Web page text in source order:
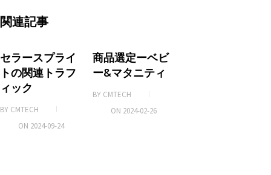
o
k
er
関連記事
セラースプライ
トの関連トラフ
ィック
BY CMTECH
ON 2024-09-24
商品選定ーベビ
ー&マタニティ
BY CMTECH
ON 2024-02-26